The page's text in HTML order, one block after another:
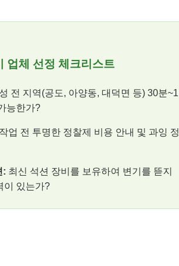
업체 선정 체크리스트
전 지역(공도, 아양동, 대덕면 등) 30분~1
능한가?
작업 전 투명한 정찰제 비용 안내 및 과잉 정
: 최신 석션 장비를 보유하여 변기를 뜯지
이 있는가?